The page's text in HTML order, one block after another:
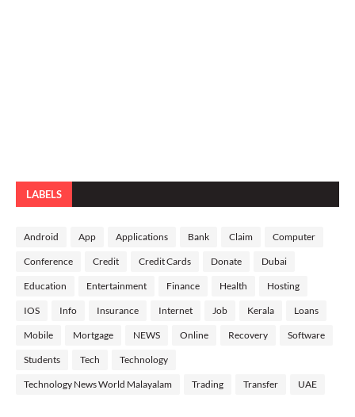
LABELS
Android App Applications Bank Claim Computer
Conference Credit Credit Cards Donate Dubai
Education Entertainment Finance Health Hosting
IOS Info Insurance Internet Job Kerala Loans
Mobile Mortgage NEWS Online Recovery Software
Students Tech Technology
Technology News World Malayalam Trading Transfer UAE